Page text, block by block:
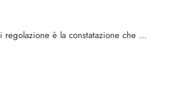
è la constata­zione che …